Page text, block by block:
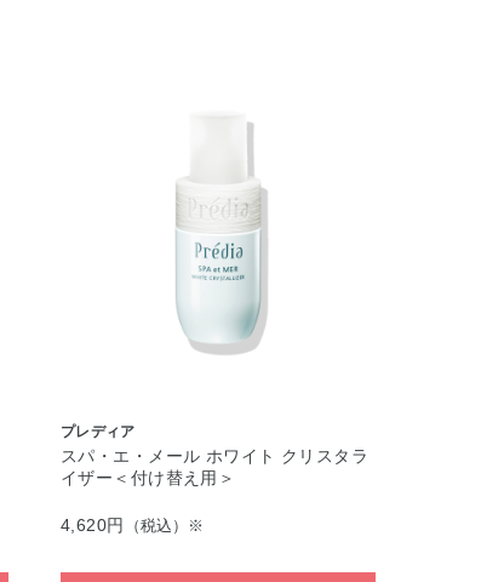
プレディア
スパ・エ・メール ホワイト クリスタラ
イザー＜付け替え用＞
4,620円 （税込）※